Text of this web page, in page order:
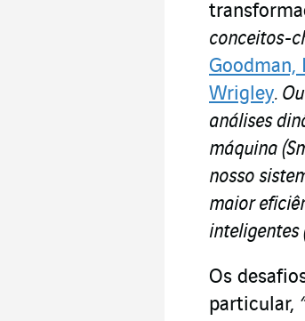
conceitos-
Goodman,
Wrigley.
análises
máquina
nosso
maior
inteligentes
Os
particular,